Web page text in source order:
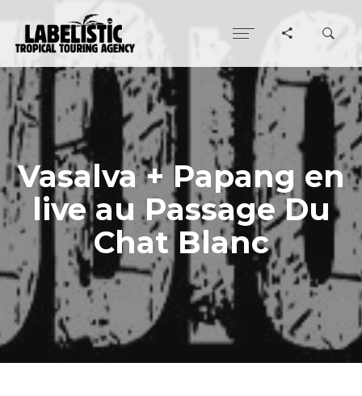
Vasalva + Papang en
live au Passage Du
Chat Blanc